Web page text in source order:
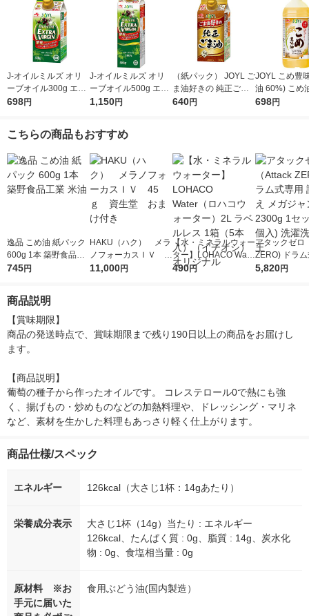
J-オイルミルズ オリ
ーブオイル300g エキ
ストラバージン スペ
L
698円
J-オイルミルズ オリ
ーブオイル500g エキ
ストラバージン スペ
L
1,150円
（紙パック） JOYL ご
ま油好きの 純正ごま
油 300g 1本 味の素 J-
640円
JOYL こめ豊
油 60%) こめ油 ブレ
ンド 味の素
698円
こちらの商品もおすすめ
逸品 こめ油 紙パック
600g 1本 築野食品工
業 米油
745円
HAKU（ハク） メラ
ノフォーカスＩＶ 4
5ｇ 資生堂 おまけ
11,000円
【水・ミネラルウォー
ター】LOHACO Wate
r（ロハコウォータ
490円
アタックゼロ
ZERO) ドラ
詰め替え メガ
5,820円
商品説明
【賞味期限】
商品の発送時点で、賞味期限まで残り190日以上の商品をお届けし
ます。
【商品説明】
葡萄の種子から作ったオイルです。 コレステロール0で熱にも強
く、揚げもの・炒めものなどの加熱料理や、ドレッシング・マリネ
など、素材を生かした料理もあっさり軽く仕上がります。
商品仕様/スペック
エネルギー 126kcal（大さじ1杯：14gあたり）
栄養成分表示
大さじ1杯（14g）当たり : エネルギー
126kcal、たんぱく質 : 0g、脂質 : 14g、炭水化
物 : 0g、食塩相当量 : 0g
原材料 ※お
手元に届いた
食用ぶどう油(国内製造）